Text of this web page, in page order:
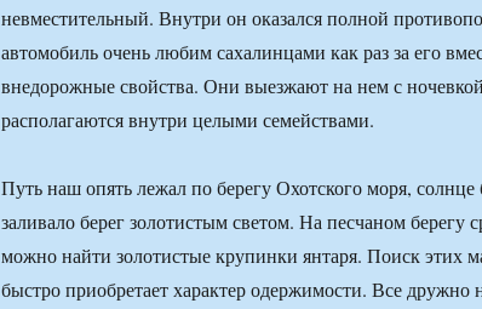
невместительный. Внутри он оказался полной
автомобиль очень любим сахалинцами как раз за его
внедорожные свойства. Они выезжают на нем с
располагаются внутри целыми семействами.
Путь наш опять лежал по берегу Охотского моря,
заливало берег золотистым светом. На песчаном берегу
можно найти золотистые крупинки янтаря. Поиск этих
быстро приобретает характер одержимости. Все дружно